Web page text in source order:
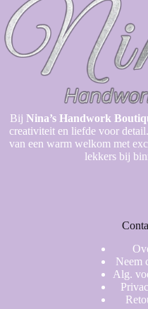
BijNina’s Handwork
creativiteit en liefde voor
van een warm welkom met
lekkers bij
Neem
Alg.